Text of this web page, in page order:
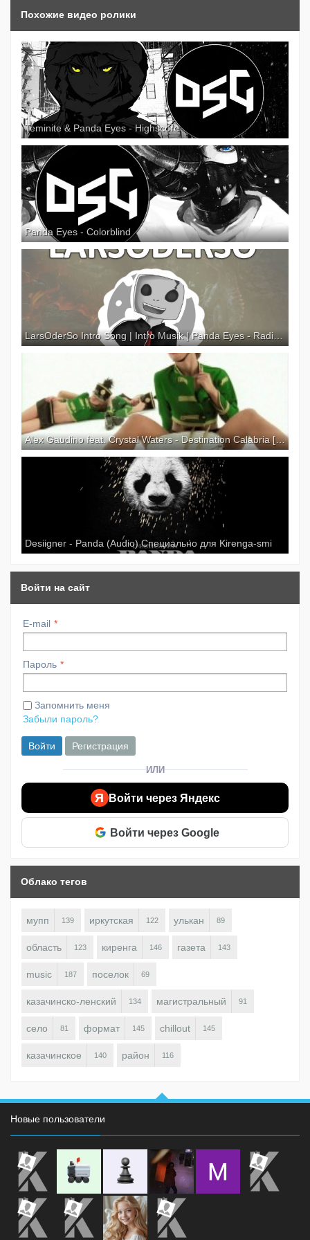
Похожие видео ролики
Teminite & Panda Eyes - Highscore
Panda Eyes - Colorblind
LarsOderSo Intro Song | Intro Musik | Panda Eyes - Radiate
Alex Gaudino feat. Crystal Waters - Destination Calabria [Explicit Version] [Official Video]
Desiigner - Panda (Audio) Специально для Kirenga-smi
Войти на сайт
E-mail
Пароль
Запомнить меня
Забыли пароль?
Войти Регистрация
ИЛИ
Я Войти через Яндекс
Войти через Google
Облако тегов
мупп 139 иркутская 122 улькан 89
область 123 киренга 146 газета 143
music 187 поселок 69
казачинско-ленский 134 магистральный 91
село 81 формат 145 chillout 145
казачинское 140 район 116
Новые пользователи